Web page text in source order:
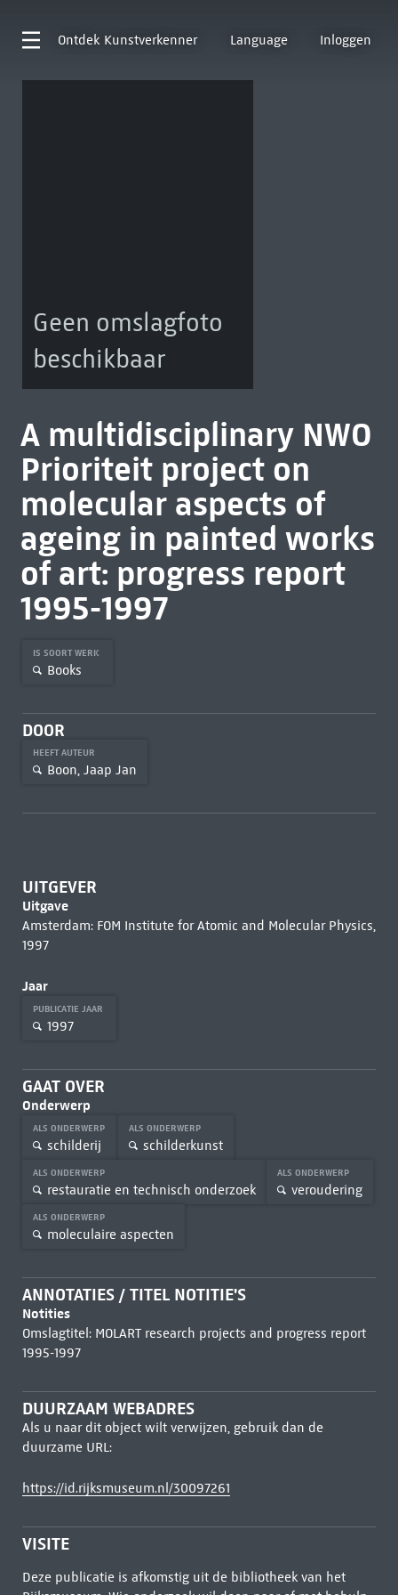
Ontdek Kunstverkenner Language Inloggen
Geen omslagfoto
beschikbaar
A multidisciplinary NWO
Prioriteit project on
molecular aspects of
ageing in painted works
of art: progress report
1995-1997
IS SOORT WERK
Books
DOOR
HEEFT AUTEUR
Boon, Jaap Jan
UITGEVER
Uitgave
Amsterdam: FOM Institute for Atomic and Molecular Physics,
1997
Jaar
PUBLICATIE JAAR
1997
GAAT OVER
Onderwerp
ALS ONDERWERP
schilderij
ALS ONDERWERP
schilderkunst
ALS ONDERWERP
restauratie en technisch onderzoek
ALS ONDERWERP
veroudering
ALS ONDERWERP
moleculaire aspecten
ANNOTATIES / TITEL NOTITIE'S
Notities
Omslagtitel: MOLART research projects and progress report
1995-1997
DUURZAAM WEBADRES
Als u naar dit object wilt verwijzen, gebruik dan de
duurzame URL:
https://id.rijksmuseum.nl/30097261
VISITE
Deze publicatie is afkomstig uit de bibliotheek van het